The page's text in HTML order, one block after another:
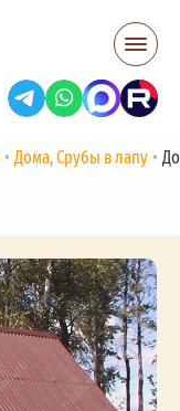
Дома, Срубы в лапу